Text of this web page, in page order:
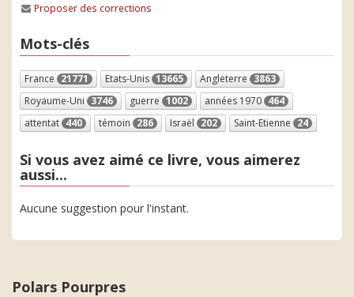
Proposer des corrections
Mots-clés
France 21771 Etats-Unis 13665 Angleterre 3863
Royaume-Uni 3746 guerre 1002 années 1970 464
attentat 440 témoin 286 Israël 202 Saint-Etienne 24
Si vous avez aimé ce livre, vous aimerez
aussi...
Aucune suggestion pour l'instant.
Polars Pourpres